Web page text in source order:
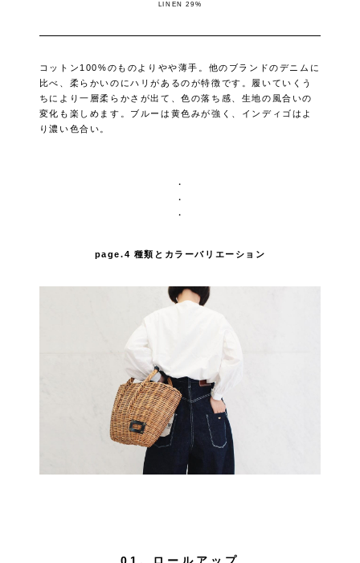
LINEN 29%
コットン100%のものよりやや薄手。他のブランドのデニムに
比べ、柔らかいのにハリがあるのが特徴です。履いていくう
ちにより一層柔らかさが出て、色の落ち感、生地の風合いの
変化も楽しめます。ブルーは黄色みが強く、インディゴはよ
り濃い色合い。
・
・
・
page.4 種類とカラーバリエーション
01. ロールアップ